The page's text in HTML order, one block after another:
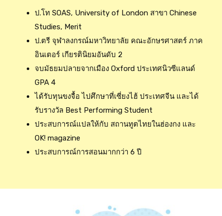
ป.โท SOAS, University of London สาขา Chinese
Studies, Merit
ป.ตรี จุฬาลงกรณ์มหาวิทยาลัย คณะอักษรศาสตร์ ภาค
อินเตอร์ เกียรตินิยมอันดับ 2
จบมัธยมปลายจากเมือง Oxford ประเทศนิวซีแลนด์
GPA 4
ได้รับทุนขงจื้อ ไปศึกษาที่เซี่ยงไฮ้ ประเทศจีน และได้
รับรางวัล Best Performing Student
ประสบการณ์แปลให้กับ สถานทูตไทยในฮ่องกง และ
OK! magazine
ประสบการณ์การสอนมากกว่า 6 ปี